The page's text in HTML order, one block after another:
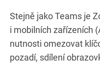
Stejně jako Teams je
i mobilních zařízeních
nutnosti omezovat
pozadí, sdílení